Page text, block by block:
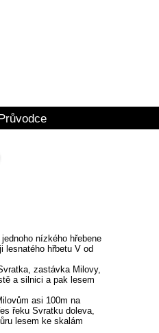
nízkého hřebene
lesnatého hřbetu V od
zastávka Milovy,
a silnici a pak lesem
asi 100m na
řeku Svratku doleva,
lesem ke skalám